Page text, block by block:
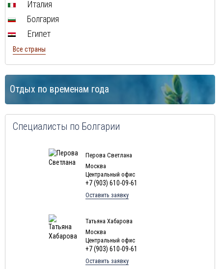
Италия
Болгария
Египет
Все страны
Отдых по временам года
Специалисты по Болгарии
Перова Светлана
Москва
Центральный офис
+7 (903) 610-09-61
Оставить заявку
Татьяна Хабарова
Москва
Центральный офис
+7 (903) 610-09-61
Оставить заявку